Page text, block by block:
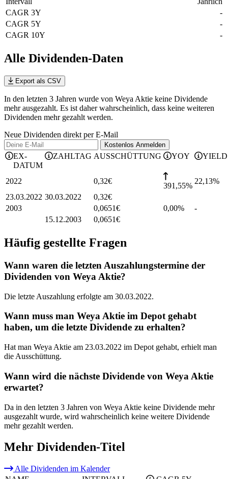
CAGR 3Y
-
CAGR 5Y
-
CAGR 10Y
-
Alle Dividenden-Daten
Export als CSV
In den letzten 3 Jahren wurde von Weya Aktie keine Dividende
mehr ausgezahlt. Es ist daher wahrscheinlich, dass keine weiteren
Dividenden mehr gezahlt werden.
Neue Dividenden direkt per E-Mail
Kostenlos Anmelden
EX-
DATUM
ZAHLTAG AUSSCHÜTTUNG YOY YIELD
2022 0,32€
391,55%
22,13%
23.03.2022 30.03.2022 0,32€
2003
0,0651€ 0,00%
-
15.12.2003
0,0651€
Häufig gestellte Fragen
Wann waren die letzten Auszahlungstermine der
Dividenden von Weya Aktie?
Die letzte Auszahlung erfolgte am 30.03.2022.
Wann muss man Weya Aktie im Depot gehabt
haben, um die letzte Dividende zu erhalten?
Hat man Weya Aktie am 23.03.2022 im Depot gehabt, erhielt man
die Ausschüttung.
Wann wird die nächste Dividende von Weya Aktie
erwartet?
Da in den letzten 3 Jahren von Weya Aktie keine Dividende mehr
ausgezahlt wurde, wird wahrscheinlich keine weitere Dividende
mehr gezahlt werden.
Mehr Dividenden-Titel
Alle Dividenden im Kalender